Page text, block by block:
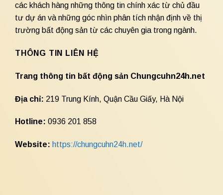
các khách hàng những thông tin chính xác từ chủ đầu
tư dự án và những góc nhìn phân tích nhận định về thị
trường bất động sản từ các chuyên gia trong ngành.
THÔNG TIN LIÊN HỆ
Trang thông tin bất động sản Chungcuhn24h.net
Địa chỉ: 219 Trung Kính, Quận Cầu Giấy, Hà Nội
Hotline: 0936 201 858
Website: https://chungcuhn24h.net/